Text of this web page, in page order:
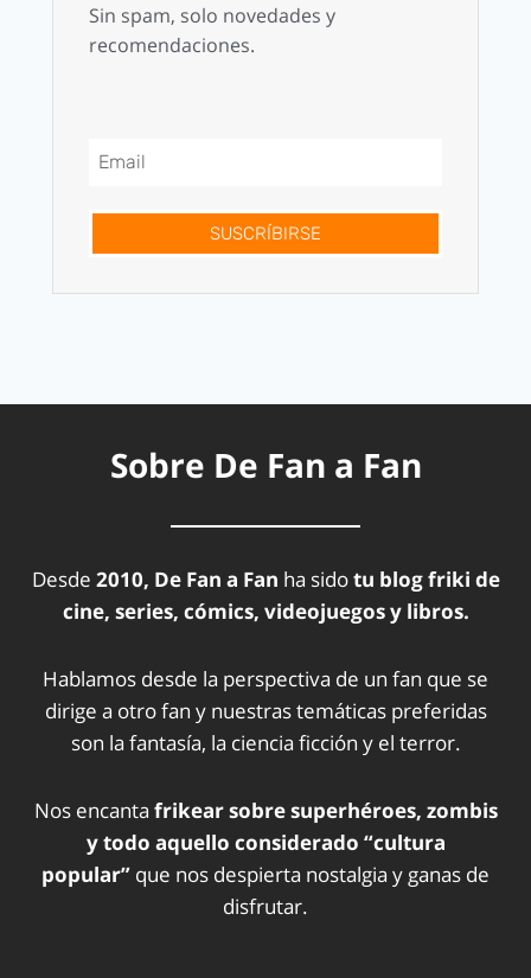
Sin spam, solo novedades y
recomendaciones.
SUSCRÍBIRSE
Sobre De Fan a Fan
Desde 2010, De Fan a Fan ha sidotu blog friki de
cine, series, cómics, videojuegos y libros.
Hablamos desde la perspectiva de un fan que se
dirige a otro fan y nuestras temáticas preferidas
son la fantasía, la ciencia ficción y el terror.
Nos encanta frikear sobre superhéroes, zombis
y todo aquello considerado “cultura
popular” que nos despierta nostalgia y ganas de
disfrutar.